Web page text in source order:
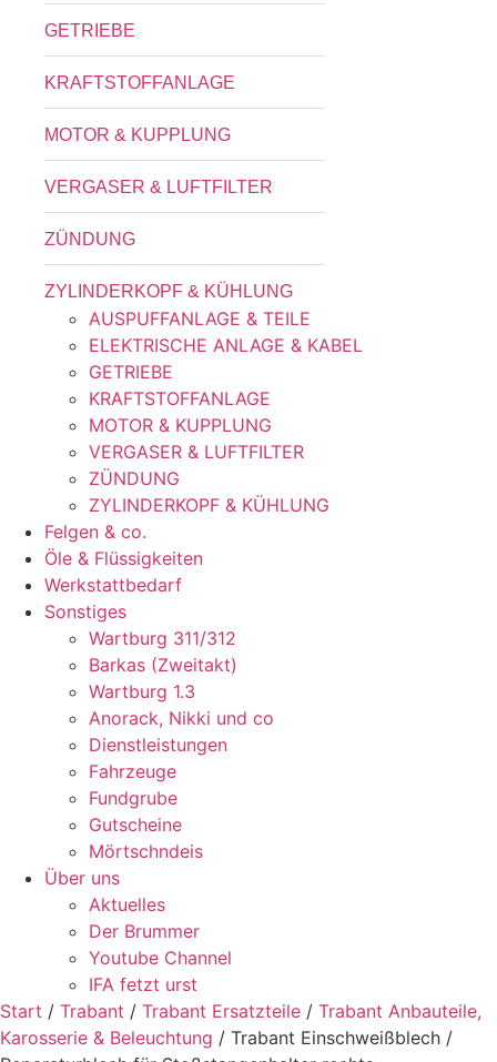
GETRIEBE
KRAFTSTOFFANLAGE
MOTOR & KUPPLUNG
VERGASER & LUFTFILTER
ZÜNDUNG
ZYLINDERKOPF & KÜHLUNG
AUSPUFFANLAGE & TEILE
ELEKTRISCHE ANLAGE & KABEL
GETRIEBE
KRAFTSTOFFANLAGE
MOTOR & KUPPLUNG
VERGASER & LUFTFILTER
ZÜNDUNG
ZYLINDERKOPF & KÜHLUNG
Felgen & co.
Öle & Flüssigkeiten
Werkstattbedarf
Sonstiges
Wartburg 311/312
Barkas (Zweitakt)
Wartburg 1.3
Anorack, Nikki und co
Dienstleistungen
Fahrzeuge
Fundgrube
Gutscheine
Mörtschndeis
Über uns
Aktuelles
Der Brummer
Youtube Channel
IFA fetzt urst
Start / Trabant / Trabant Ersatzteile / Trabant Anbauteile,
Karosserie & Beleuchtung / Trabant Einschweißblech /